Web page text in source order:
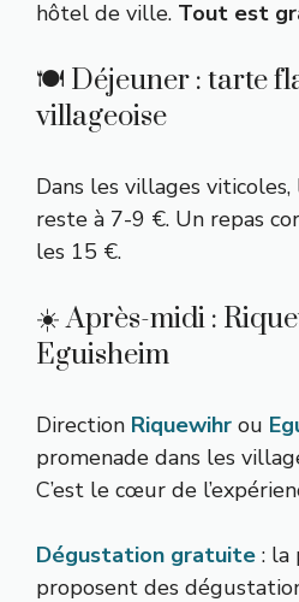
hôtel de ville. Tout est
🍽️ Déjeuner : tarte
villageoise
Dans les villages
reste à 7-9 €. Un repas
les 15 €.
☀️ Après-midi :
Eguisheim
Direction Riquewihr ou
promenade dans les
C’est le cœur de
Dégustation gratuite : la
proposent des